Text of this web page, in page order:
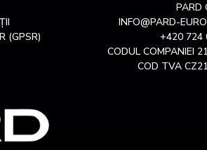
(GPSR)
PARD
INFO@PARD-
+420 724
CODUL COMPANIEI
COD TVA